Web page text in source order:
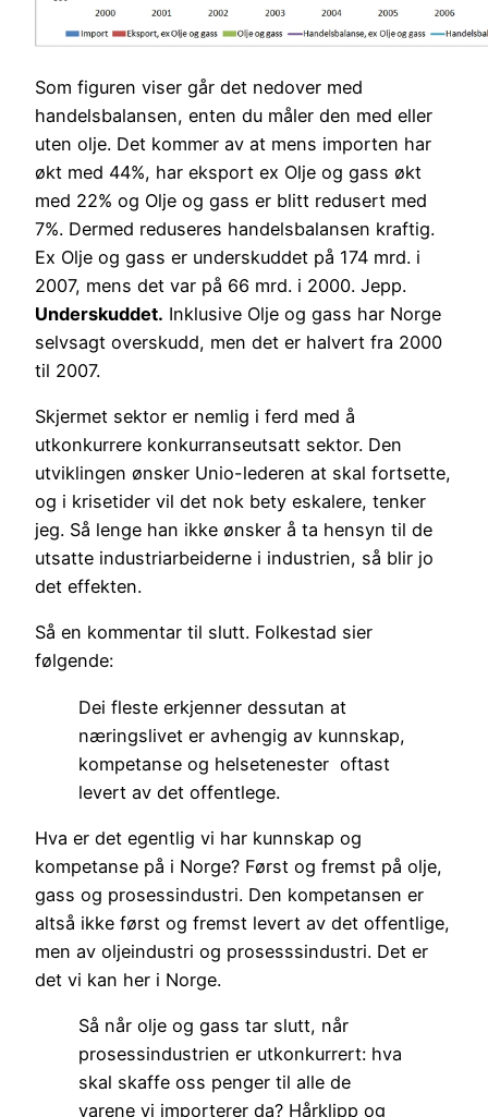
Som figuren viser går det nedover med
handelsbalansen, enten du måler den med eller
uten olje. Det kommer av at mens importen har
økt med 44%, har eksport ex Olje og gass økt
med 22% og Olje og gass er blitt redusert med
7%. Dermed reduseres handelsbalansen kraftig.
Ex Olje og gass er underskuddet på 174 mrd. i
2007, mens det var på 66 mrd. i 2000. Jepp.
Underskuddet. Inklusive Olje og gass har Norge
selvsagt overskudd, men det er halvert fra 2000
til 2007.
Skjermet sektor er nemlig i ferd med å
utkonkurrere konkurranseutsatt sektor. Den
utviklingen ønsker Unio-lederen at skal fortsette,
og i krisetider vil det nok bety eskalere, tenker
jeg. Så lenge han ikke ønsker å ta hensyn til de
utsatte industriarbeiderne i industrien, så blir jo
det effekten.
Så en kommentar til slutt. Folkestad sier
følgende:
Dei fleste erkjenner dessutan at
næringslivet er avhengig av kunnskap,
kompetanse og helsetenester  oftast
levert av det offentlege.
Hva er det egentlig vi har kunnskap og
kompetanse på i Norge? Først og fremst på olje,
gass og prosessindustri. Den kompetansen er
altså ikke først og fremst levert av det offentlige,
men av oljeindustri og prosesssindustri. Det er
det vi kan her i Norge.
Så når olje og gass tar slutt, når
prosessindustrien er utkonkurrert: hva
skal skaffe oss penger til alle de
varene vi importerer da? Hårklipp og